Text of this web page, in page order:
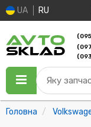
UA RU
Яку
Головна